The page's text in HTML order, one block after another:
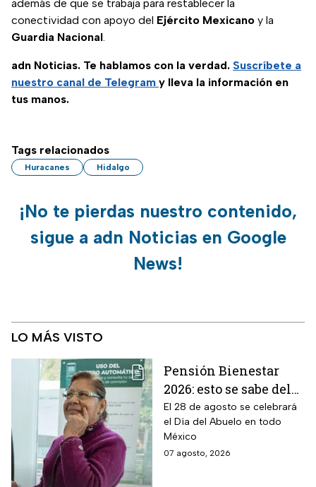
además de que se trabaja para restablecer la
conectividad con apoyo del Ejército Mexicano y la
Guardia Nacional.
adn Noticias. Te hablamos con la verdad. Suscríbete a
nuestro canal de Telegram y lleva la información en
tus manos.
Tags relacionados
Huracanes Hidalgo
¡No te pierdas nuestro contenido,
sigue a adn Noticias en Google
News!
LO MÁS VISTO
Pensión Bienestar
2026: esto se sabe del
pago por el Día del
Abuelo en agosto
El 28 de agosto se celebrará
el Día del Abuelo en todo
México
07 agosto, 2026